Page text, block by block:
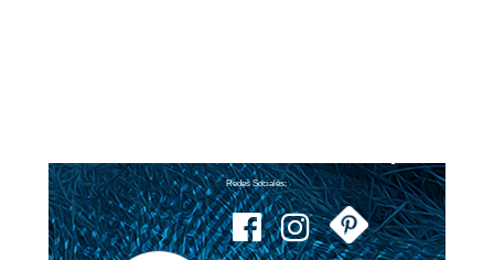
Redes Sociales: